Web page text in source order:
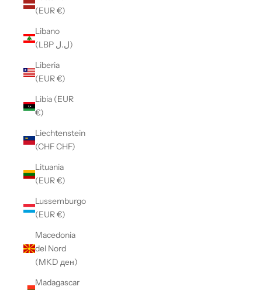
(EUR €)
Libano
(LBP ل.ل)
Liberia
(EUR €)
Libia (EUR
€)
Liechtenstein
(CHF CHF)
Lituania
(EUR €)
Lussemburgo
(EUR €)
Macedonia
del Nord
(MKD ден)
Madagascar